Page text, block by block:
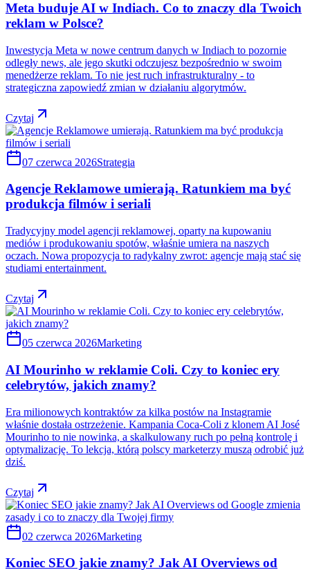
Meta buduje AI w Indiach. Co to znaczy dla Twoich
reklam w Polsce?
Inwestycja Meta w nowe centrum danych w Indiach to pozornie
odległy news, ale jego skutki odczujesz bezpośrednio w swoim
menedżerze reklam. To nie jest ruch infrastrukturalny - to
strategiczna zapowiedź zmian w działaniu algorytmów.
Czytaj
07 czerwca 2026Strategia
Agencje Reklamowe umierają. Ratunkiem ma być
produkcja filmów i seriali
Tradycyjny model agencji reklamowej, oparty na kupowaniu
mediów i produkowaniu spotów, właśnie umiera na naszych
oczach. Nowa propozycja to radykalny zwrot: agencje mają stać się
studiami entertainment.
Czytaj
05 czerwca 2026Marketing
AI Mourinho w reklamie Coli. Czy to koniec ery
celebrytów, jakich znamy?
Era milionowych kontraktów za kilka postów na Instagramie
właśnie dostała ostrzeżenie. Kampania Coca-Coli z klonem AI José
Mourinho to nie nowinka, a skalkulowany ruch po pełną kontrolę i
optymalizację. To lekcja, którą polscy marketerzy muszą odrobić już
dziś.
Czytaj
02 czerwca 2026Marketing
Koniec SEO jakie znamy? Jak AI Overviews od